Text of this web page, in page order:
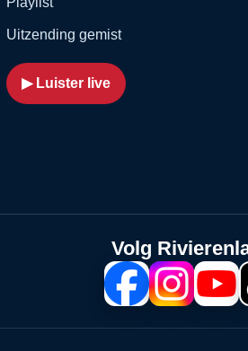
Uitzending gemist
▶ Luister live
Volg